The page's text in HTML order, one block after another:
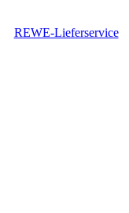
REWE-Lieferservice